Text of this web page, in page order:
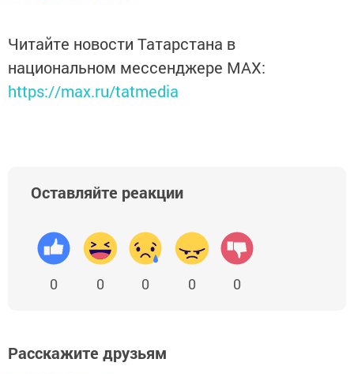
Читайте новости Татарстана в
национальном мессенджере MАХ:
https://max.ru/tatmedia
Оставляйте реакции
0 0 0 0 0
Расскажите друзьям